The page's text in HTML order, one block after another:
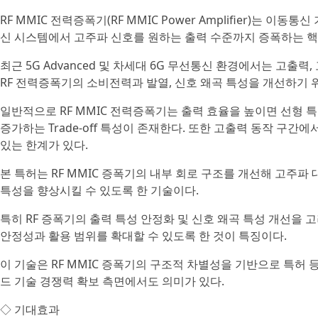
RF MMIC 전력증폭기(RF MMIC Power Amplifier)는 이동통신
신 시스템에서 고주파 신호를 원하는 출력 수준까지 증폭하는
최근 5G Advanced 및 차세대 6G 무선통신 환경에서는 고출력
RF 전력증폭기의 소비전력과 발열, 신호 왜곡 특성을 개선하기
일반적으로 RF MMIC 전력증폭기는 출력 효율을 높이면 선형
증가하는 Trade-off 특성이 존재한다. 또한 고출력 동작 구간에
있는 한계가 있다.
본 특허는 RF MMIC 증폭기의 내부 회로 구조를 개선해 고주
특성을 향상시킬 수 있도록 한 기술이다.
특히 RF 증폭기의 출력 특성 안정화 및 신호 왜곡 특성 개선을
안정성과 활용 범위를 확대할 수 있도록 한 것이 특징이다.
이 기술은 RF MMIC 증폭기의 구조적 차별성을 기반으로 특허
드 기술 경쟁력 확보 측면에서도 의미가 있다.
◇ 기대효과